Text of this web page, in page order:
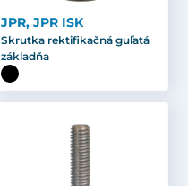
JPR, JPR ISK
Skrutka rektifikačná guľatá
základňa